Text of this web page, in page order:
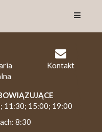
Kontakt
11:30; 15:00; 19:00
8:30